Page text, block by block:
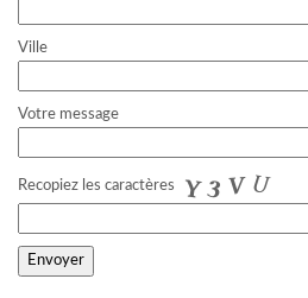
Ville
Votre message
Recopiez les caractères